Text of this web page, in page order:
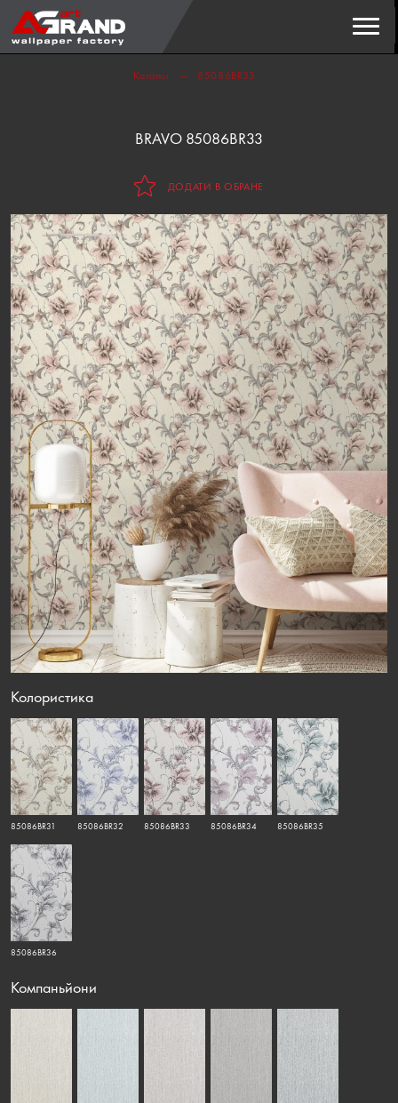
Каталог 85086BR33
BRAVO 85086BR33
ДОДАТИ В ОБРАНЕ
Колористика
85086BR31 85086BR32 85086BR33 85086BR34 85086BR35
85086BR36
Компаньйони